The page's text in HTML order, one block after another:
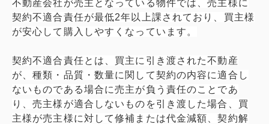
不動産会社が売主となっている物件では、売主様に
契約不適合責任が最低2年以上課されており、買主様
が安心して購入しやすくなっています。
契約不適合責任とは、買主に引き渡された不動産
が、種類・品質・数量に関して契約の内容に適合し
ないものである場合に売主が負う責任のことであ
り、売主様が適合しないものを引き渡した場合、買
主様が売主様に対して修補または代金減額、契約解